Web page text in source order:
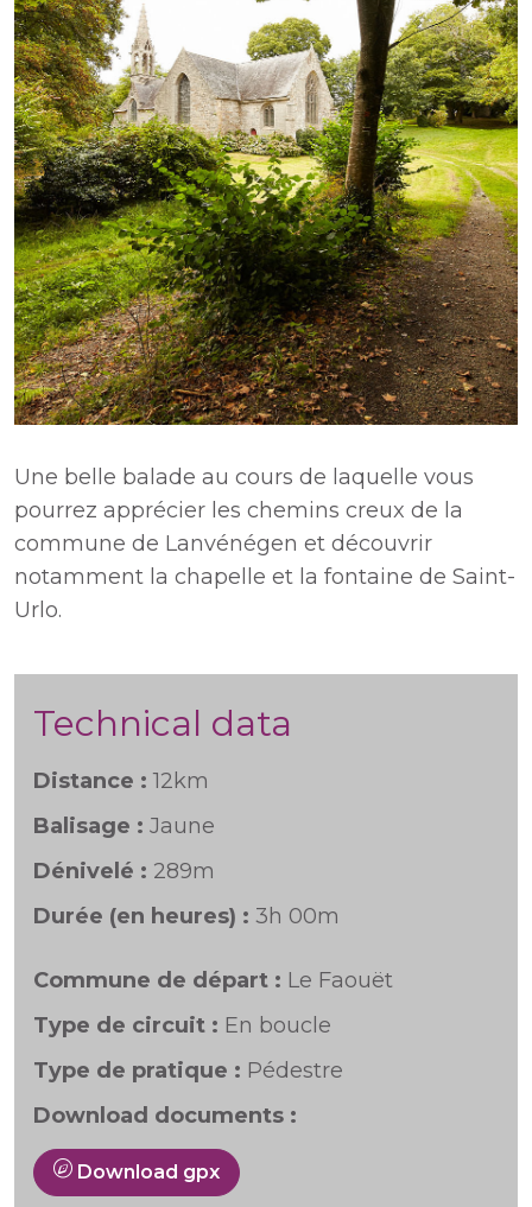
Une belle balade au cours de laquelle vous
pourrez apprécier les chemins creux de la
commune de Lanvénégen et découvrir
notamment la chapelle et la fontaine de Saint-
Urlo.
Technical data
Distance : 12km
Balisage : Jaune
Dénivelé : 289m
Durée (en heures) : 3h 00m
Commune de départ : Le Faouët
Type de circuit : En boucle
Type de pratique : Pédestre
Download documents :
Download gpx